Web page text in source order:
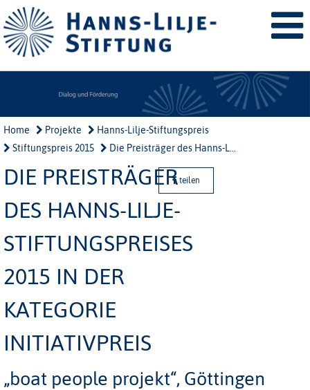
Home Projekte
Hanns-Lilje-Stiftungspreis
Stiftungspreis 2015
Die Preisträger des Hanns-L...
DIE PREISTRÄGER
DES HANNS-LILJE-
STIFTUNGSPREISES
2015 IN DER
KATEGORIE
INITIATIVPREIS
teilen
„boat people projekt“, Göttingen